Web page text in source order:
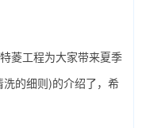
菱工程为大家带来夏季
的细则)的介绍了，希